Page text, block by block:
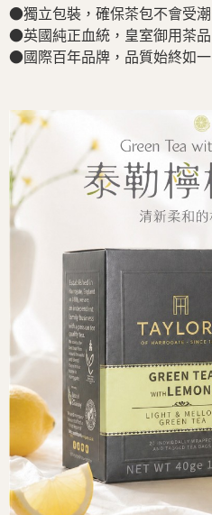
●獨立包裝，確保茶包不會受潮
●英國純正血統，皇室御用茶品
●國際百年品牌，品質始終如一